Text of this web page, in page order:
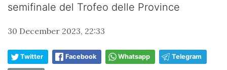
semifinale del Trofeo delle Province
30 December 2023, 22:33
Twitter Facebook Whatsapp Telegram